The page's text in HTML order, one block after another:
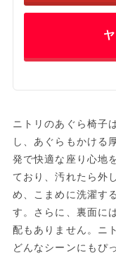
ニトリのあぐら椅子
し、あぐらもかける
発で快適な座り心地
ており、汚れたら外
め、こまめに洗濯す
す。さらに、裏面に
配もありません。ニ
どんなシーンにもぴ